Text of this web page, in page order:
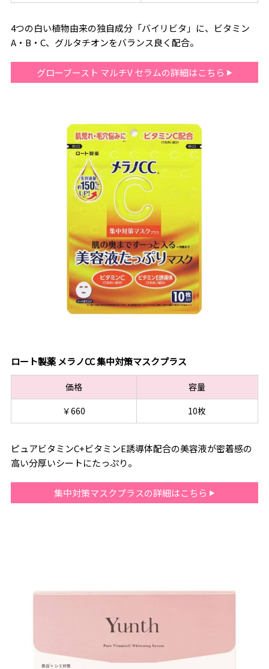
4つの白い植物由来の独自成分「バイリビタ」に、ビタミン
A・B・C、グルタチオンをバランス良く配合。
グローブースト マルチV セラムの詳細はこちら
ロート製薬 メラノCC 集中対策マスクプラス
価格
容量
￥660
10枚
ピュアビタミンC+ビタミンE誘導体配合の美容液が密着感の
高い分厚いシートにたっぷり。
集中対策マスクプラスの詳細はこちら